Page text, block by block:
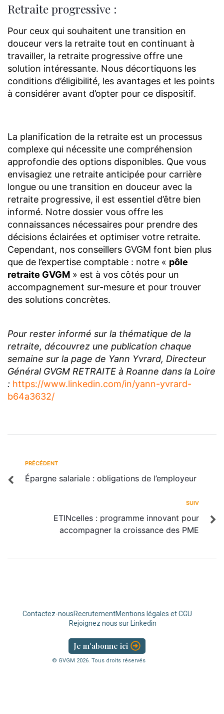
Retraite progressive :
Pour ceux qui souhaitent une transition en
douceur vers la retraite tout en continuant à
travailler, la retraite progressive offre une
solution intéressante. Nous décortiquons les
conditions d’éligibilité, les avantages et les points
à considérer avant d’opter pour ce dispositif.
La planification de la retraite est un processus
complexe qui nécessite une compréhension
approfondie des options disponibles. Que vous
envisagiez une retraite anticipée pour carrière
longue ou une transition en douceur avec la
retraite progressive, il est essentiel d’être bien
informé. Notre dossier vous offre les
connaissances nécessaires pour prendre des
décisions éclairées et optimiser votre retraite.
Cependant, nos conseillers GVGM font bien plus
que de l’expertise comptable : notre « pôle
retraite GVGM » est à vos côtés pour un
accompagnement sur-mesure et pour trouver
des solutions concrètes.
Pour rester informé sur la thématique de la
retraite, découvrez une publication chaque
semaine sur la page de Yann Yvrard, Directeur
Général GVGM RETRAITE à Roanne dans la Loire
: https://www.linkedin.com/in/yann-yvrard-
b64a3632/
PRÉCÉDENT
Épargne salariale : obligations de l’employeur
SUIV
ETINcelles : programme innovant pour
accompagner la croissance des PME
Contactez-nousRecrutementMentions légales et CGU
Rejoignez nous sur Linkedin
Je m'abonne ici
© GVGM 2026. Tous droits réservés